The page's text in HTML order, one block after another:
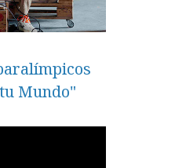
Mundo"